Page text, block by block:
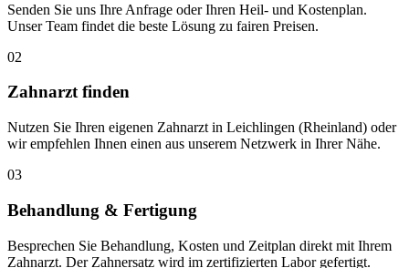
Senden Sie uns Ihre Anfrage oder Ihren Heil- und Kostenplan.
Unser Team findet die beste Lösung zu fairen Preisen.
02
Zahnarzt finden
Nutzen Sie Ihren eigenen Zahnarzt in Leichlingen (Rheinland) oder
wir empfehlen Ihnen einen aus unserem Netzwerk in Ihrer Nähe.
03
Behandlung & Fertigung
Besprechen Sie Behandlung, Kosten und Zeitplan direkt mit Ihrem
Zahnarzt. Der Zahnersatz wird im zertifizierten Labor gefertigt.